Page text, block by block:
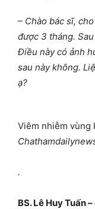
– Chào bác sĩ,
được 3 tháng.
Điều này có ảnh
sau này không.
ạ?
Viêm nhiễm vùng
.
BS. Lê Huy Tuấn